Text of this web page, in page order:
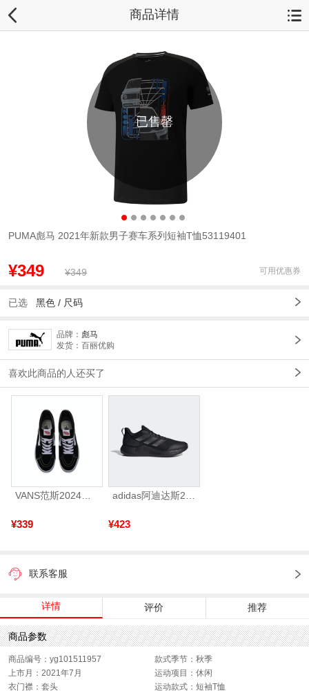
商品详情
已售罄
PUMA彪马 2021年新款男子赛车系列短袖T恤53119401
¥349 ¥349 可用优惠券
已选 黑色 / 尺码
品牌： 彪马
发货：百丽优购
喜欢此商品的人还买了
VANS范斯2024中性SK8-HiCL帆布鞋/硫化鞋VN000D5IB8C
¥339 ¥423
联系客服
详情 评价 推荐
商品参数
商品编号：yg101511957
款式季节：秋季
上市月：2021年7月
运动项目：休闲
衣门襟：套头
运动款式：短袖T恤